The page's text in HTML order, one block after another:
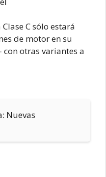
C sólo estará
de motor en su
otras variantes a
Nuevas